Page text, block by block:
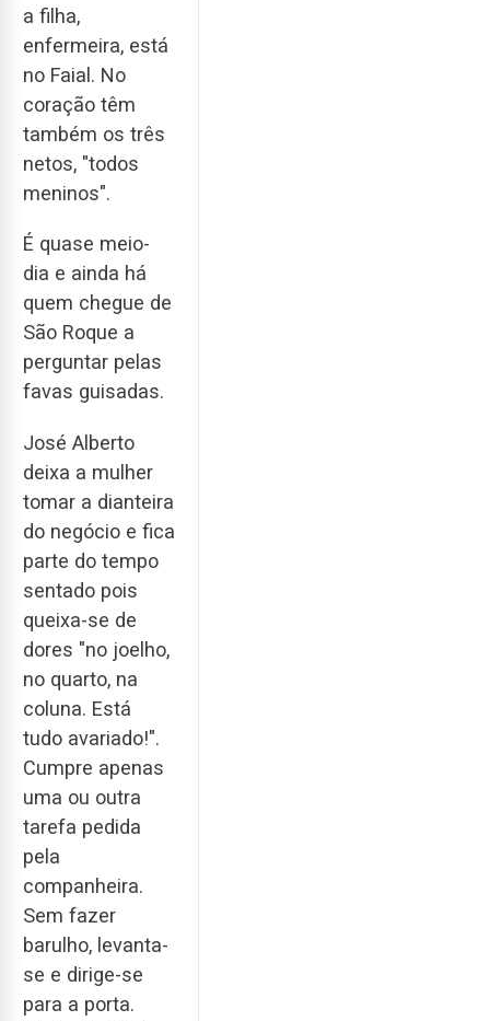
a filha,
enfermeira, está
no Faial. No
coração têm
também os três
netos, "todos
meninos".
É quase meio-
dia e ainda há
quem chegue de
São Roque a
perguntar pelas
favas guisadas.
José Alberto
deixa a mulher
tomar a dianteira
do negócio e fica
parte do tempo
sentado pois
queixa-se de
dores "no joelho,
no quarto, na
coluna. Está
tudo avariado!".
Cumpre apenas
uma ou outra
tarefa pedida
pela
companheira.
Sem fazer
barulho, levanta-
se e dirige-se
para a porta.